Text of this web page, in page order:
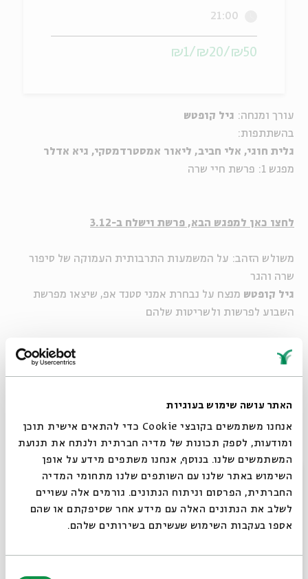
האתר עושה שימוש בעוגיות
אנחנו משתמשים בקובצי Cookie כדי להתאים אישית תוכן
ומודעות, לספק תכונות של מדיה חברתית ולנתח את תנועת
המשתמשים שלנו. בנוסף, אנחנו משתפים מידע על אופן
השימוש באתר שלנו עם השותפים שלנו מתחומי המדיה
החברתית, הפרסום וניתוח הנתונים. גורמים אלה עשויים
לשלב את הנתונים האלה עם מידע אחר שסיפקתם או שהם
אספו בעקבות השימוש שעשיתם בשירותים שלהם.
עורך ומנחה: גיל קופטש
בהשתתפות:
גלית חוגי, אלי חביב, ליאור אמסטרדמסקי, גיא אדלר
מפגש 1: פרשת חיי שרה
לחצו כאן למפגש הבא, פרשת וישלח ב-3.12
משולש הזהב: על המשמעות התרבותית העמוקה של סיפור
שרה והגר
גיל קופטש מנצח על נבחרת אמני סטנד אפ, שיצאו מפרשת
השבוע לפרשות ולשריטות שלהם
בהשתתפות:
גלית חוגי
גיא אדלר
הוספה ליומן
תגיות: במה אלי חביב גלית חוגי ניב מג'ר ליאור אמסטרדמסקי גיא אדלר
21:00
₪50/₪20/₪1
אירועים נוספים בסדרה
סגור